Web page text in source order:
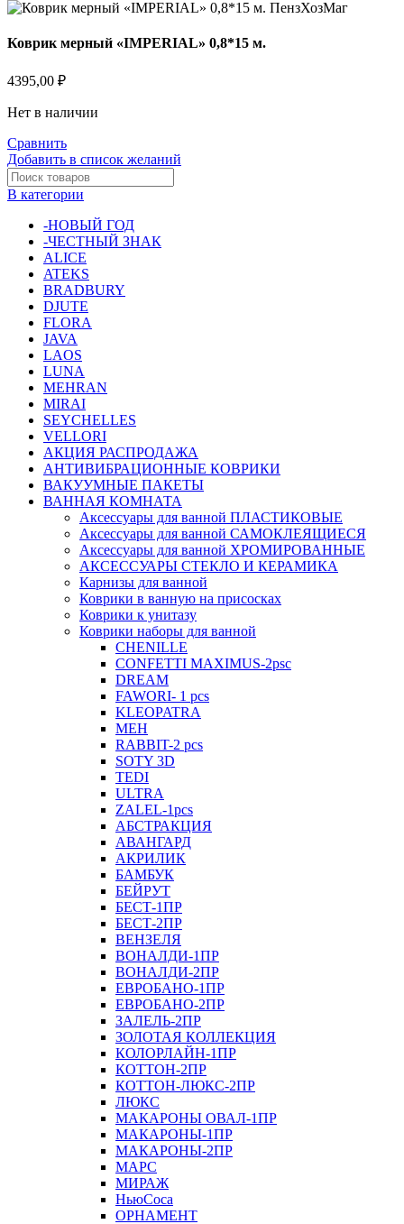
Коврик мерный «IMPERIAL» 0,8*15 м.
4395,00 ₽
Нет в наличии
Сравнить
Добавить в список желаний
В категории
-НОВЫЙ ГОД
-ЧЕСТНЫЙ ЗНАК
ALICE
ATEKS
BRADBURY
DJUTE
FLORA
JAVA
LAOS
LUNA
MEHRAN
MIRAI
SEYCHELLES
VELLORI
АКЦИЯ РАСПРОДАЖА
АНТИВИБРАЦИОННЫЕ КОВРИКИ
ВАКУУМНЫЕ ПАКЕТЫ
ВАННАЯ КОМНАТА
Аксессуары для ванной ПЛАСТИКОВЫЕ
Аксессуары для ванной САМОКЛЕЯЩИЕСЯ
Аксессуары для ванной ХРОМИРОВАННЫЕ
АКСЕССУАРЫ СТЕКЛО И КЕРАМИКА
Карнизы для ванной
Коврики в ванную на присосках
Коврики к унитазу
Коврики наборы для ванной
CHENILLE
CONFETTI MAXIMUS-2psc
DREAM
FAWORI- 1 pcs
KLEOPATRA
MEH
RABBIT-2 pcs
SOTY 3D
TEDI
ULTRA
ZALEL-1pcs
АБСТРАКЦИЯ
АВАНГАРД
АКРИЛИК
БАМБУК
БЕЙРУТ
БЕСТ-1ПР
БЕСТ-2ПР
ВЕНЗЕЛЯ
ВОНАЛДИ-1ПР
ВОНАЛДИ-2ПР
ЕВРОБАНО-1ПР
ЕВРОБАНО-2ПР
ЗАЛЕЛЬ-2ПР
ЗОЛОТАЯ КОЛЛЕКЦИЯ
КОЛОРЛАЙН-1ПР
КОТТОН-2ПР
КОТТОН-ЛЮКС-2ПР
ЛЮКС
МАКАРОНЫ ОВАЛ-1ПР
МАКАРОНЫ-1ПР
МАКАРОНЫ-2ПР
МАРС
МИРАЖ
НьюСоса
ОРНАМЕНТ